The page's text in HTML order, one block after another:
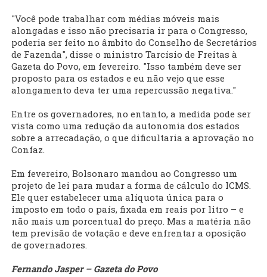
"Você pode trabalhar com médias móveis mais
alongadas e isso não precisaria ir para o Congresso,
poderia ser feito no âmbito do Conselho de Secretários
de Fazenda", disse o ministro Tarcísio de Freitas à
Gazeta do Povo, em fevereiro. "Isso também deve ser
proposto para os estados e eu não vejo que esse
alongamento deva ter uma repercussão negativa."
Entre os governadores, no entanto, a medida pode ser
vista como uma redução da autonomia dos estados
sobre a arrecadação, o que dificultaria a aprovação no
Confaz.
Em fevereiro, Bolsonaro mandou ao Congresso um
projeto de lei para mudar a forma de cálculo do ICMS.
Ele quer estabelecer uma alíquota única para o
imposto em todo o país, fixada em reais por litro – e
não mais um porcentual do preço. Mas a matéria não
tem previsão de votação e deve enfrentar a oposição
de governadores.
Fernando Jasper – Gazeta do Povo